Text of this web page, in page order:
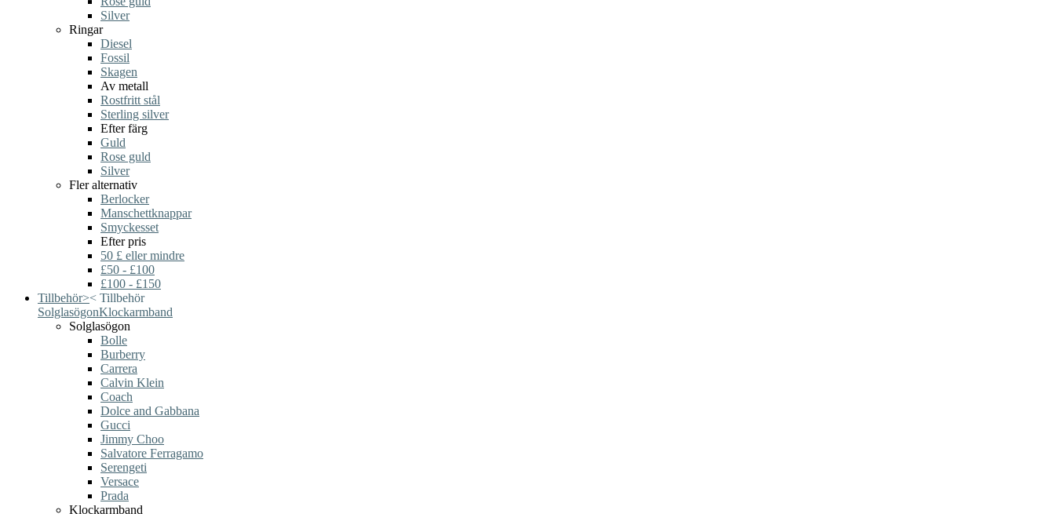
Silver
Ringar
Diesel
Fossil
Skagen
Av metall
Rostfritt stål
Sterling silver
Efter färg
Guld
Rose guld
Silver
Fler alternativ
Berlocker
Manschettknappar
Smyckesset
Efter pris
50 £ eller mindre
£50 - £100
£100 - £150
Tillbehör>< Tillbehör
SolglasögonKlockarmband
Solglasögon
Bolle
Burberry
Carrera
Calvin Klein
Coach
Dolce and Gabbana
Gucci
Jimmy Choo
Salvatore Ferragamo
Serengeti
Versace
Prada
Klockarmband